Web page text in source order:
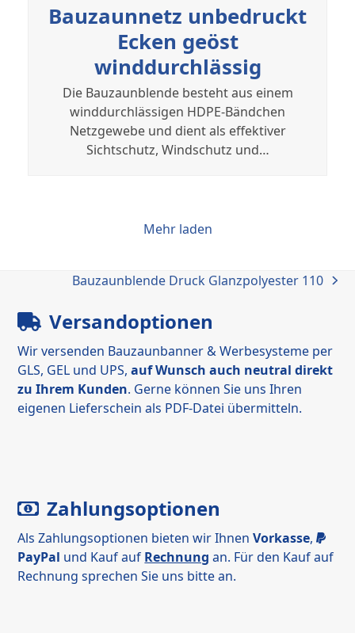
Bauzaunnetz unbedruckt
Ecken geöst
winddurchlässig
Die Bauzaunblende besteht aus einem
winddurchlässigen HDPE-Bändchen
Netzgewebe und dient als effektiver
Sichtschutz, Windschutz und…
Mehr laden
Nächster
Bauzaunblende Druck Glanzpolyester 110
Versandoptionen
Wir versenden Bauzaunbanner & Werbesysteme per
GLS, GEL und UPS,auf Wunsch auch neutral direkt
zu Ihrem Kunden. Gerne können Sie uns Ihren
eigenen Lieferschein als PDF-Datei übermitteln.
Zahlungsoptionen
Als Zahlungsoptionen bieten wir IhnenVorkasse,
PayPal und Kauf auf Rechnung an. Für den Kauf auf
Rechnung sprechen Sie uns bitte an.